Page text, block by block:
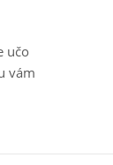
učo
vám